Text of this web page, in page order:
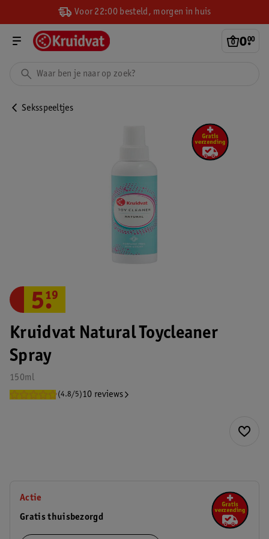
Voor 22:00 besteld, morgen in huis
0.
00
Seksspeeltjes
Kruidvat Natural Toycleaner
Spray
150ml
(4.8/5)10 reviews
5.
19
Actie
Gratis thuisbezorgd